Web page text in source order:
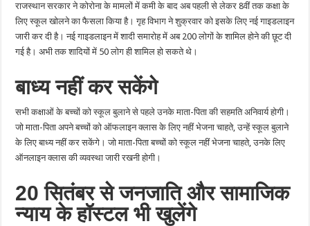
राजस्थान सरकार ने कोरोना के मामलों में कमी के बाद अब पहली से लेकर 8वीं तक कक्षा के
लिए स्कूल खोलने का फैसला किया है। गृह विभाग ने शुक्रवार को इसके लिए नई गाइडलाइन
जारी कर दी है। नई गाइडलाइन में शादी समारोह में अब 200 लोगों के शामिल होने की छूट दी
गई है। अभी तक शादियों में 50 लोग ही शामिल हो सकते थे।
बाध्य नहीं कर सकेंगे
सभी कक्षाओं के बच्चों को स्कूल बुलाने से पहले उनके माता-पिता की सहमति अनिवार्य होगी।
जो माता-पिता अपने बच्चों को ऑफलाइन क्लास के लिए नहीं भेजना चाहते, उन्हें स्कूल बुलाने
के लिए बाध्य नहीं कर सकेंगे। जो माता-पिता बच्चों को स्कूल नहीं भेजना चाहते, उनके लिए
ऑनलाइन क्लास की व्यवस्था जारी रखनी होगी।
20 सितंबर से जनजाति और सामाजिक
न्याय के हॉस्टल भी खुलेंगे